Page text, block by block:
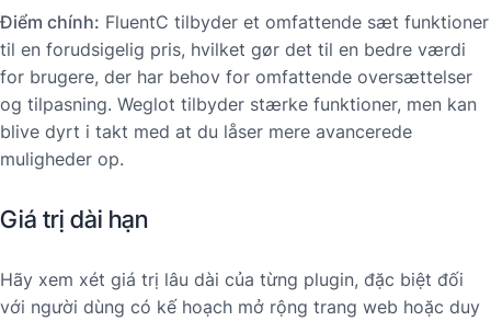
Điểm chính: FluentC tilbyder et omfattende sæt funktioner
til en forudsigelig pris, hvilket gør det til en bedre værdi
for brugere, der har behov for omfattende oversættelser
og tilpasning. Weglot tilbyder stærke funktioner, men kan
blive dyrt i takt med at du låser mere avancerede
muligheder op.
Giá trị dài hạn
Hãy xem xét giá trị lâu dài của từng plugin, đặc biệt đối
với người dùng có kế hoạch mở rộng trang web hoặc duy